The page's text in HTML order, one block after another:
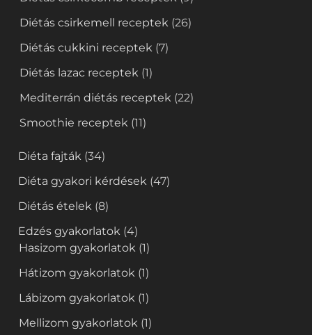
Diétás csirkemell receptek (26)
Diétás cukkini receptek (7)
Diétás lazac receptek (1)
Mediterrán diétás receptek (22)
Smoothie receptek (11)
Diéta fajták (34)
Diéta gyakori kérdések (47)
Diétás ételek (8)
Edzés gyakorlatok (4)
Hasizom gyakorlatok (1)
Hátizom gyakorlatok (1)
Lábizom gyakorlatok (1)
Mellizom gyakorlatok (1)